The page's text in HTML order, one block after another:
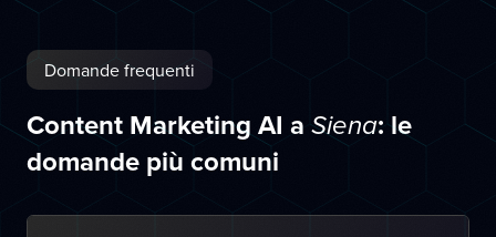
Domande frequenti
Content Marketing AI a Siena: le
domande più comuni